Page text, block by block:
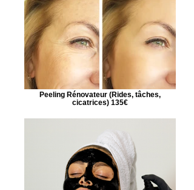
Peeling Rénovateur (Rides, tâches,
cicatrices) 135€